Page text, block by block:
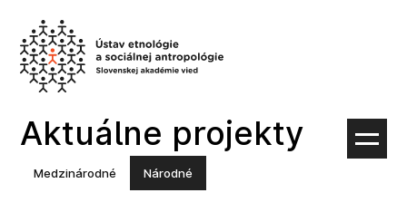
obsah
Aktuálne projekty
Medzinárodné Národné